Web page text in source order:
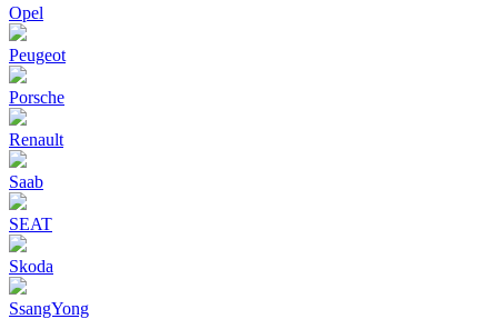
Opel
Peugeot
Porsche
Renault
Saab
SEAT
Skoda
SsangYong